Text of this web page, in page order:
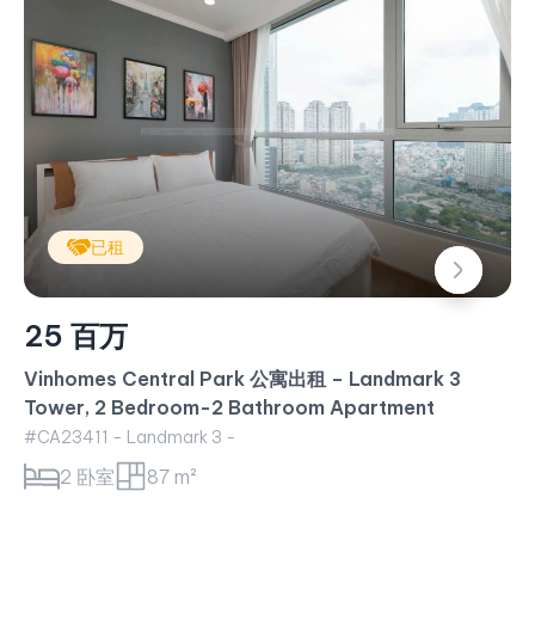
已租
35 百万
两居室公寓出租 – 家具齐全的豪华公寓
#CA23412 - Golden House -